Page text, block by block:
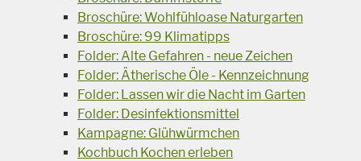
Broschüre: Wohlfühloase Naturgarten
Broschüre: 99 Klimatipps
Folder: Alte Gefahren - neue Zeichen
Folder: Ätherische Öle - Kennzeichnung
Folder: Lassen wir die Nacht im Garten
Folder: Desinfektionsmittel
Kampagne: Glühwürmchen
Kochbuch Kochen erleben